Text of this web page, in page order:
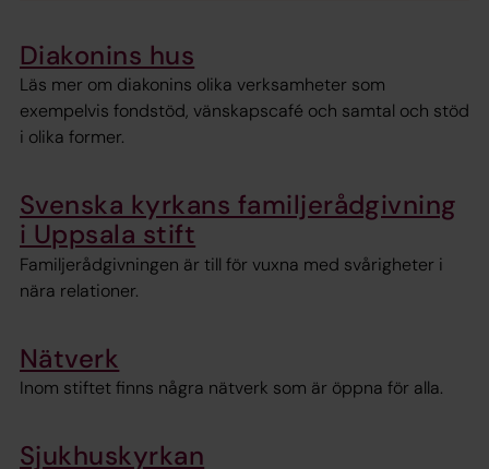
Diakonins hus
Läs mer om diakonins olika verksamheter som
exempelvis fondstöd, vänskapscafé och samtal och stöd
i olika former.
Svenska kyrkans familjerådgivning
i Uppsala stift
Familjerådgivningen är till för vuxna med svårigheter i
nära relationer.
Nätverk
Inom stiftet finns några nätverk som är öppna för alla.
Sjukhuskyrkan